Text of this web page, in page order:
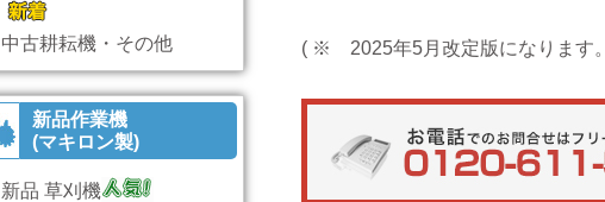
中古耕耘機・その他
新品作業機
(マキロン製)
新品 草刈機
( ※ 2025年5月改定版になります